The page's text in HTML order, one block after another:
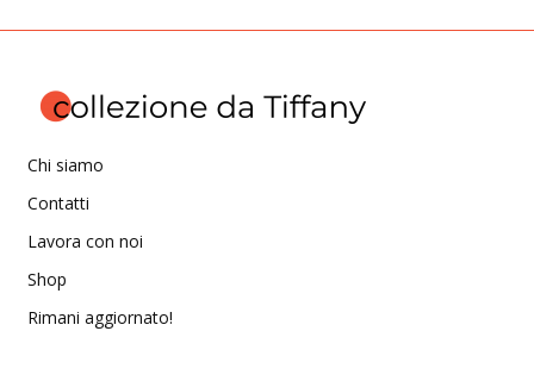
Chi siamo
Contatti
Lavora con noi
Shop
Rimani aggiornato!